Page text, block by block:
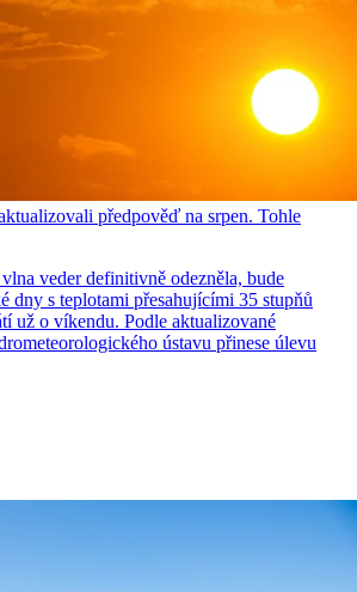
předpověď na srpen. Tohle
veder definitivně odezněla, bude
dny s teplotami přesahujícími 35 stupňů
už o víkendu. Podle aktualizované
ústavu přinese úlevu